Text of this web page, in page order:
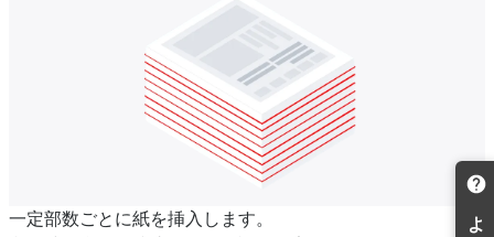
一定部数ごとに紙を挿入します。